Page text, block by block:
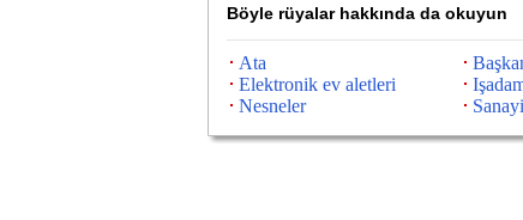
Böyle rüyalar hakkında da okuyun
Ata
Elektronik ev aletleri
Nesneler